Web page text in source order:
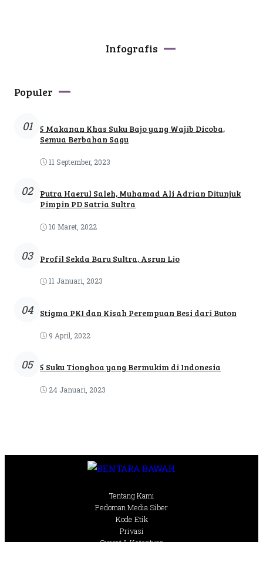
Infografis
Populer
01
5 Makanan Khas Suku Bajo yang Wajib Dicoba,
Semua Berbahan Sagu
11 September, 2023
02
Putra Haerul Saleh, Muhamad Ali Adrian Ditunjuk
Pimpin PD Satria Sultra
10 Maret, 2022
03 Profil Sekda Baru Sultra, Asrun Lio
11 Januari, 2023
04 Stigma PKI dan Kisah Perempuan Besi dari Buton
9 April, 2022
05 5 Suku Tionghoa yang Bermukim di Indonesia
24 Januari, 2023
Tentang Kami
Pedoman Media Siber
Kode Etik
Privasi
Syarat & Ketentuan